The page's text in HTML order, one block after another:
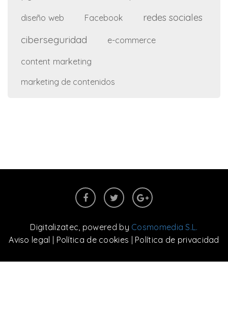
diseño web Facebook redes sociales
ciberseguridad
e-commerce
content marketing
marketing de contenidos
Digitalizatec, powered by Cosmomedia S.L.
Aviso legal
Política de cookies Política de privacidad